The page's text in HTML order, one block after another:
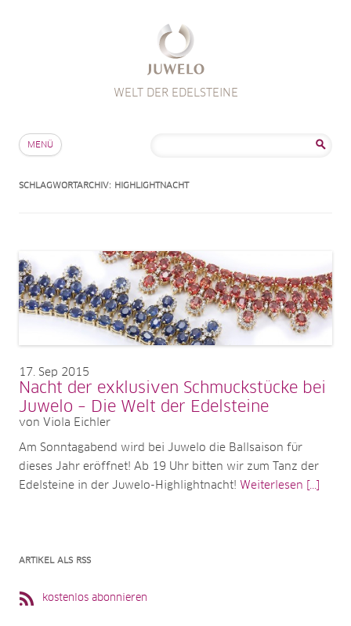
WELT DER EDELSTEINE
MENÜ
SCHLAGWORTARCHIV: HIGHLIGHTNACHT
17 Sep 2015
Nacht der exklusiven Schmuckstücke bei
Juwelo – Die Welt der Edelsteine
von Viola Eichler
Am Sonntagabend wird bei Juwelo die Ballsaison für
dieses Jahr eröffnet! Ab 19 Uhr bitten wir zum Tanz der
Edelsteine in der Juwelo-Highlightnacht! Weiterlesen [...]
ARTIKEL ALS RSS
kostenlos abonnieren